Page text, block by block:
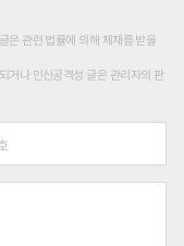
은 관련 법률에 의해 제재를 받을
거나 인신공격성 글은 관리자의 판